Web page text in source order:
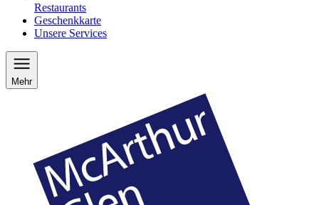
Restaurants
Geschenkkarte
Unsere Services
Mehr